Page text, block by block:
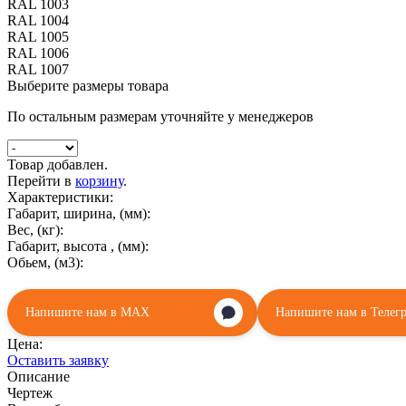
RAL 1003
RAL 1004
RAL 1005
RAL 1006
RAL 1007
Выберите размеры товара
По остальным размерам уточняйте у менеджеров
Товар добавлен.
Перейти в корзину.
Характеристики:
Габарит, ширина, (мм):
Вес, (кг):
Габарит, высота , (мм):
Обьем, (м3):
Напишите нам в MAX Напишите нам в
Цена:
Оставить заявку
Описание
Чертеж